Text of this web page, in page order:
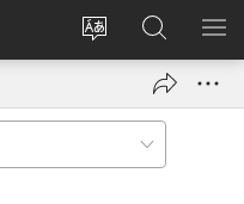
Pakeisti
svetainės
Prisijungti
(atsiveria Paieška
svetainėje
JW.ORG